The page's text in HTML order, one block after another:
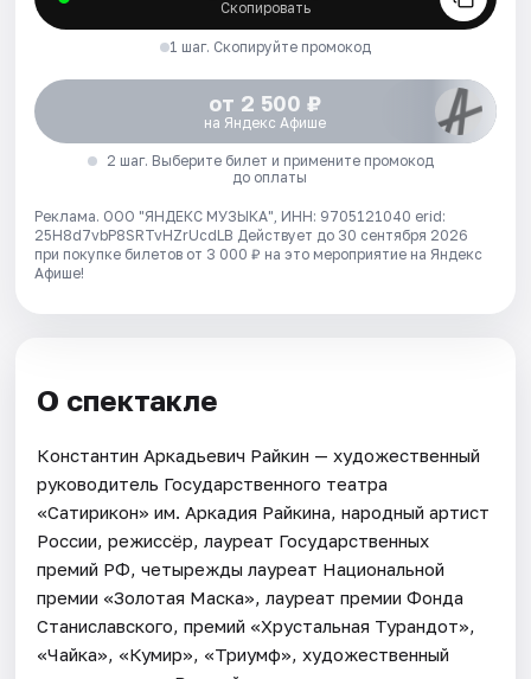
Скопировать
1 шаг. Скопируйте промокод
от 2 500 ₽
на Яндекс Афише
2 шаг. Выберите билет и примените промокод
до оплаты
Реклама. ООО "ЯНДЕКС МУЗЫКА", ИНН: 9705121040 erid:
25H8d7vbP8SRTvHZrUcdLB Действует до 30 сентября 2026
при покупке билетов от 3 000 ₽ на это мероприятие на Яндекс
Афише!
О спектакле
Константин Аркадьевич Райкин — художественный
руководитель Государственного театра
«Сатирикон» им. Аркадия Райкина, народный артист
России, режиссёр, лауреат Государственных
премий РФ, четырежды лауреат Национальной
премии «Золотая Маска», лауреат премии Фонда
Станиславского, премий «Хрустальная Турандот»,
«Чайка», «Кумир», «Триумф», художественный